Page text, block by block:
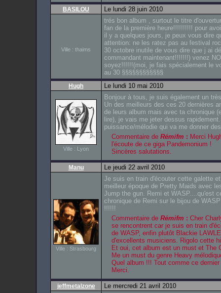
BASILOU Le lundi 28 juin 2010
Ville : thaims
trés bon album , surtout le titre
fan de la première heure!!!!!!!!!! pour
il y a quelques jours, je peux vous dire
attention: ne les ratez pas au festival
30 octobre inutile de vous dire que j ai
commandant maintenant!!!!!!!) venez
soyez!!!!!!(moi, je fais spécialement le
au 30 §§§§§§§§§§§§
Hugh Le lundi 10 mai 2010
Ville : Lyon
Bonjour à tous, je suis également un
Un des meilleurs des ces 20 dernières
de leurs album mais avec ta chronique
lire), je vais me jeter dessus
puissance/mélodie qui va me donner
Commentaire de Rémifm : Merci
l'écoute de ce giga Pandemonium !
Sincères salutations.
Manu Le jeudi 22 avril 2010
Ville : Strasbourg
Je suis en train d'écouter cette galette
meilleur époque de Pretty Maids avec
Jump the gun. Remi et WASP....qu'est
chronique de Remi sur le bijou de
!!!!!!
Commentaire de Rémifm : Cher
se rencontrent car je suis en train
de WASP, enfin plutôt Blackie
d'excellents musiciens. Rigolo cette
Et oui, cet album est un must et The
Me un must du genre Heavy
Quel album !!! Tout comme ce
Merci.
jeffmetalzone
Le mercredi 21 avril 2010